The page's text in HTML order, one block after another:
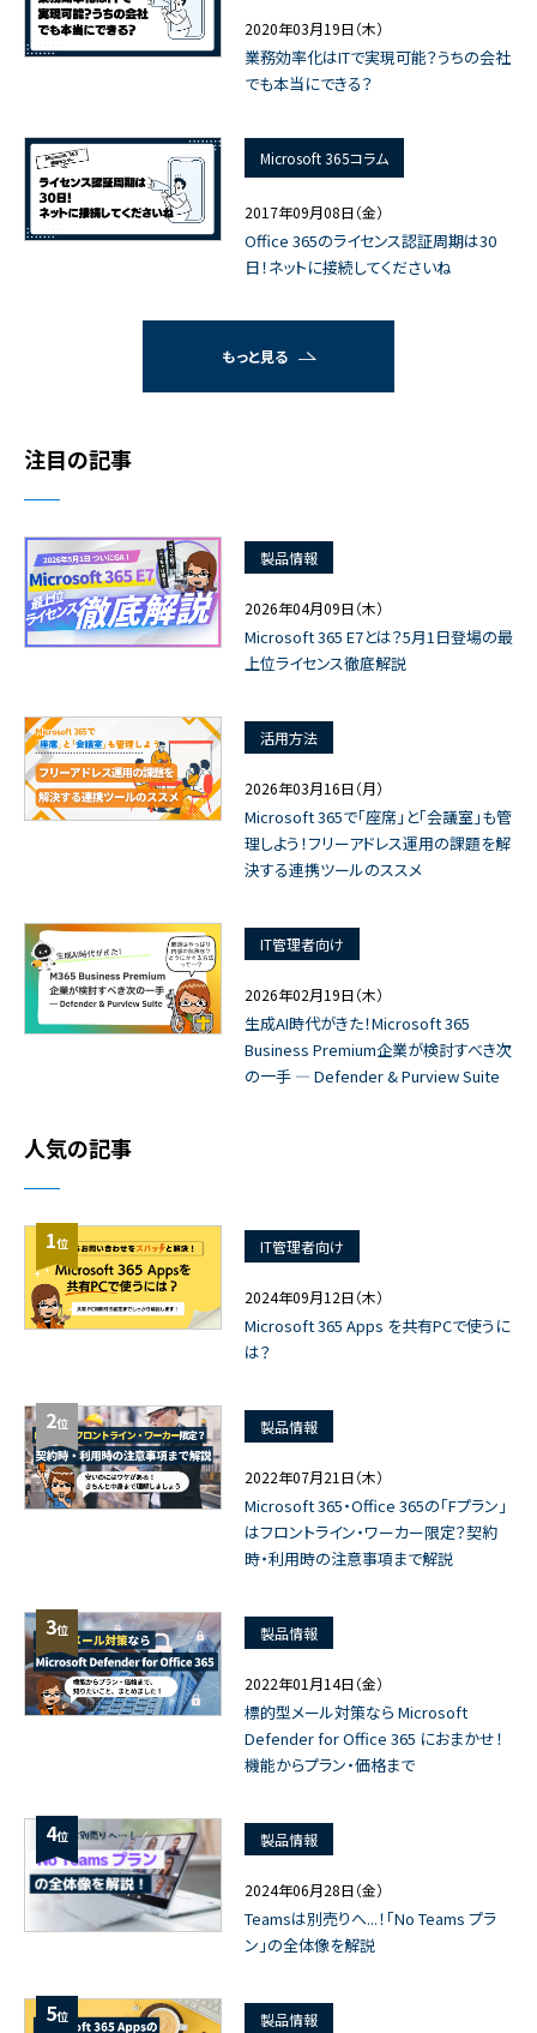
2020年03月19日（木）
業務効率化はITで実現可能？うちの会社
でも本当にできる？
Microsoft 365コラム
2017年09月08日（金）
Office 365のライセンス認証周期は30
日！ネットに接続してくださいね
もっと見る
注目の記事
製品情報
2026年04月09日（木）
Microsoft 365 E7とは？5月1日登場の最
上位ライセンス徹底解説
活用方法
2026年03月16日（月）
Microsoft 365で「座席」と「会議室」も管
理しよう！フリーアドレス運用の課題を解
決する連携ツールのススメ
IT管理者向け
2026年02月19日（木）
生成AI時代がきた！Microsoft 365
Business Premium企業が検討すべき次
の一手 ― Defender & Purview Suite
人気の記事
1位 IT管理者向け
2024年09月12日（木）
Microsoft 365 Apps を共有PCで使うに
は？
2位 製品情報
2022年07月21日（木）
Microsoft 365・Office 365の「Fプラン」
はフロントライン・ワーカー限定？契約
時・利用時の注意事項まで解説
3位 製品情報
2022年01月14日（金）
標的型メール対策なら Microsoft
Defender for Office 365 におまかせ！
機能からプラン・価格まで
4位 製品情報
2024年06月28日（金）
Teamsは別売りへ...！「No Teams プラ
ン」の全体像を解説
5位 製品情報